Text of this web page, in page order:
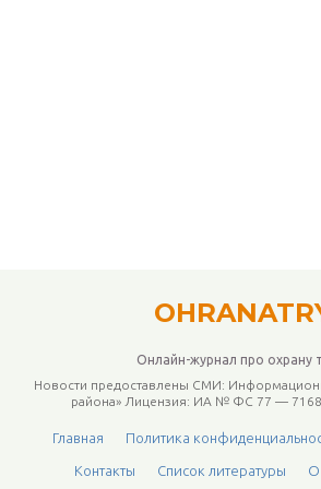
Онлайн-журнал про охрану
Новости предоставлены СМИ:
района» Лицензия: ИА № ФС 77 —
Главная Политика
Контакты Список литературы О